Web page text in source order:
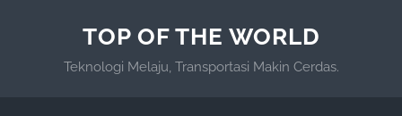
TOP OF THE WORLD
Teknologi Melaju, Transportasi Makin Cerdas.